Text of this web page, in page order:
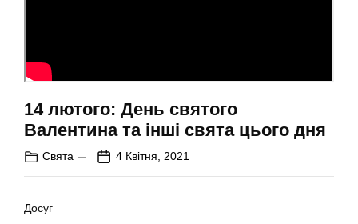
14 лютого: День святого
Валентина та інші свята цього дня
Свята 4 Квітня, 2021
Досуг